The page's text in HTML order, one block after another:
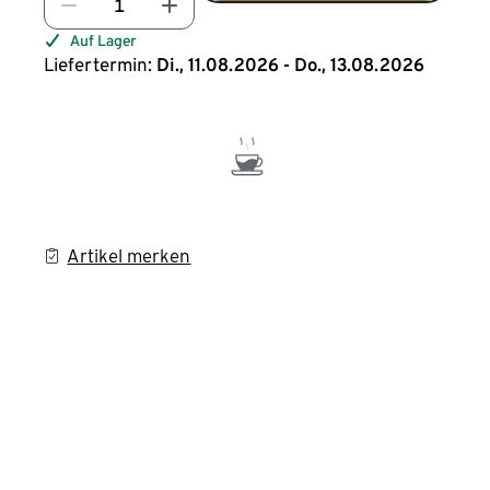
Auf Lager
Liefertermin: Di., 11.08.2026 - Do., 13.08.2026
Artikel merken